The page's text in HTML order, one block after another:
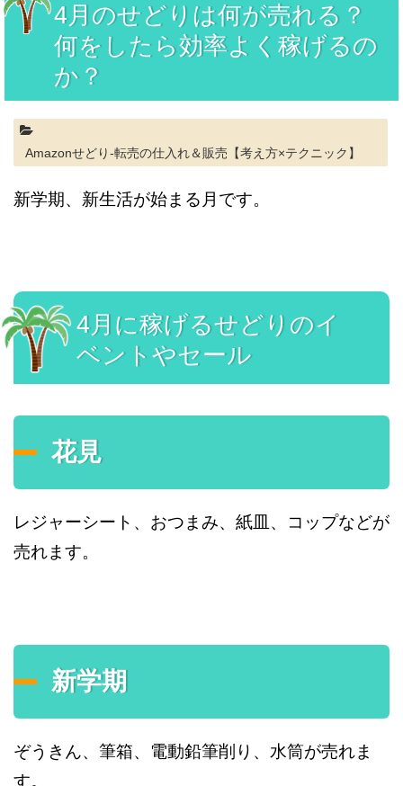
4月のせどりは何が売れる？
何をしたら効率よく稼げるの
か？
Amazonせどり-転売の仕入れ＆販売【考え方×テクニック】
新学期、新生活が始まる月です。
4月に稼げるせどりのイ
ベントやセール
花見
レジャーシート、おつまみ、紙皿、コップなどが
売れます。
新学期
ぞうきん、筆箱、電動鉛筆削り、水筒が売れま
す。